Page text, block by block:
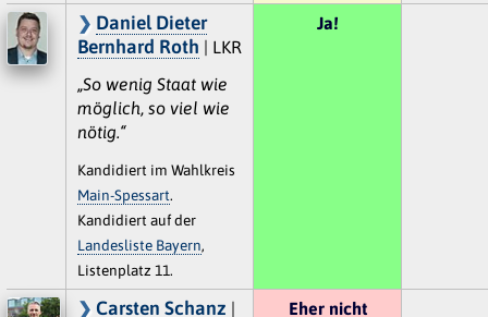
Daniel Dieter
Bernhard Roth | LKR
„So wenig Staat wie
möglich, so viel wie
nötig.“
Kandidiert im Wahlkreis
Main-Spessart.
Kandidiert auf der
Landesliste Bayern,
Listenplatz 11.
Ja!
Carsten Schanz | Eher nicht